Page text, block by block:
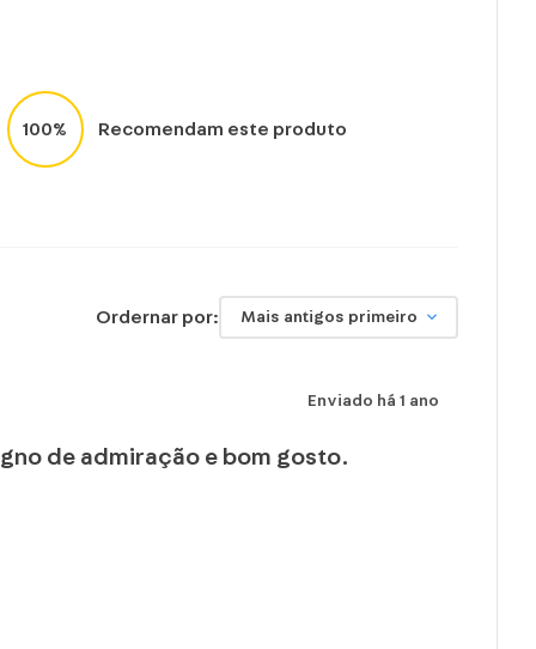
100% Recomendam este produto
Ordernar por: Mais antigos primeiro
Enviado há 1 ano
de admiração e bom gosto.